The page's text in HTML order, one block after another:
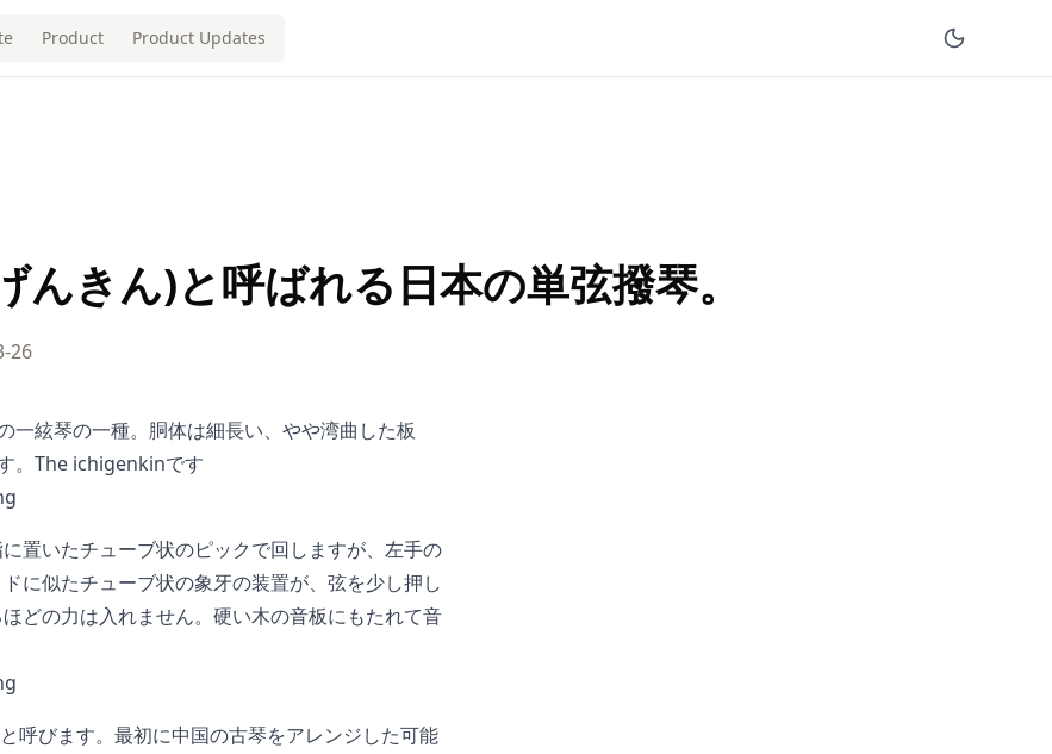
Product Product Updates
んきん)と呼ばれる日本の単弦撥琴。
26
一絃琴の一種。胴体は細長い、やや湾曲した板
。The ichigenkinです
置いたチューブ状のピックで回しますが、左手の
に似たチューブ状の象牙の装置が、弦を少し押し
どの力は入れません。硬い木の音板にもたれて音
呼びます。最初に中国の古琴をアレンジした可能